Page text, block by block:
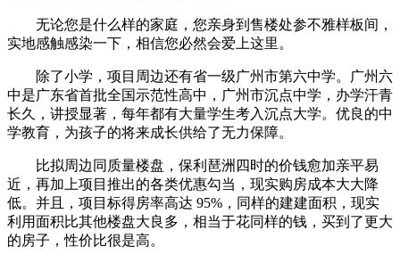
无论您是什么样的家庭，您亲身到售楼处参不雅样板间，
实地感触感染一下，相信您必然会爱上这里。
除了小学，项目周边还有省一级广州市第六中学。广州六
中是广东省首批全国示范性高中，广州市沉点中学，办学汗青
长久，讲授显著，每年都有大量学生考入沉点大学。优良的中
学教育，为孩子的将来成长供给了无力保障。
比拟周边同质量楼盘，保利琶洲四时的价钱愈加亲平易
近，再加上项目推出的各类优惠勾当，现实购房成本大大降
低。并且，项目标得房率高达 95%，同样的建建面积，现实
利用面积比其他楼盘大良多，相当于花同样的钱，买到了更大
的房子，性价比很是高。